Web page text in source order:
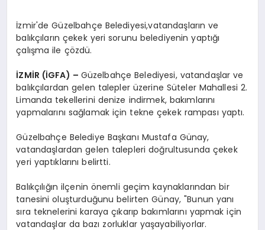
İzmir'de Güzelbahçe Belediyesi,vatandaşların ve
balıkçıların çekek yeri sorunu belediyenin yaptığı
çalışma ile çözdü.
İZMİR (İGFA) – Güzelbahçe Belediyesi, vatandaşlar ve
balıkçılardan gelen talepler üzerine Süteler Mahallesi 2.
Limanda tekellerini denize indirmek, bakımlarını
yapmalarını sağlamak için tekne çekek rampası yaptı.
Güzelbahçe Belediye Başkanı Mustafa Günay,
vatandaşlardan gelen talepleri doğrultusunda çekek
yeri yaptıklarını belirtti.
Balıkçılığın ilçenin önemli geçim kaynaklarından bir
tanesini oluşturduğunu belirten Günay, "Bunun yanı
sıra teknelerini karaya çıkarıp bakımlarını yapmak için
vatandaşlar da bazı zorluklar yaşayabiliyorlar.